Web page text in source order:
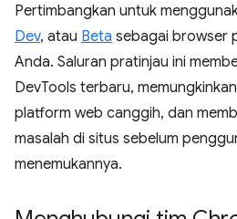
Pertimbangkan untuk
Dev, atau Beta sebagai browser
Anda. Saluran pratinjau ini
DevTools terbaru,
platform web canggih, dan
masalah di situs sebelum
menemukannya.